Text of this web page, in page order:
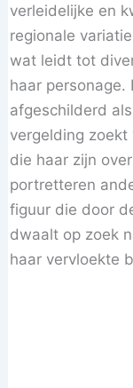
verleidelijke en
regionale
wat leidt tot
haar personage.
afgeschilderd
vergelding
die haar zijn
portretteren
figuur die door
dwaalt op zoek
haar vervloekte